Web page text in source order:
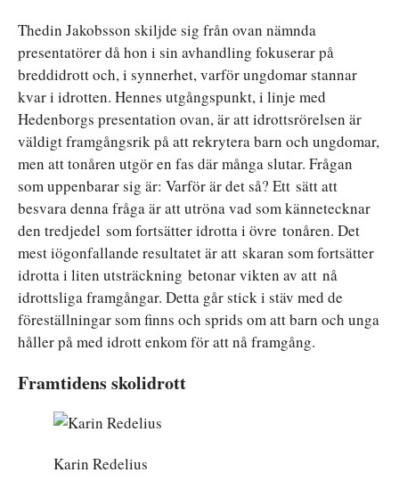
Thedin Jakobsson skiljde sig från ovan nämnda
presentatörer då hon i sin avhandling fokuserar på
breddidrott och, i synnerhet, varför ungdomar stannar
kvar i idrotten. Hennes utgångspunkt, i linje med
Hedenborgs presentation ovan, är att idrottsrörelsen är
väldigt framgångsrik på att rekrytera barn och ungdomar,
men att tonåren utgör en fas där många slutar. Frågan
som uppenbarar sig är: Varför är det så? Ett sätt att
besvara denna fråga är att utröna vad som kännetecknar
den tredjedel som fortsätter idrotta i övre tonåren. Det
mest iögonfallande resultatet är att skaran som fortsätter
idrotta i liten utsträckning betonar vikten av att nå
idrottsliga framgångar. Detta går stick i stäv med de
föreställningar som finns och sprids om att barn och unga
håller på med idrott enkom för att nå framgång.
Framtidens skolidrott
Karin Redelius